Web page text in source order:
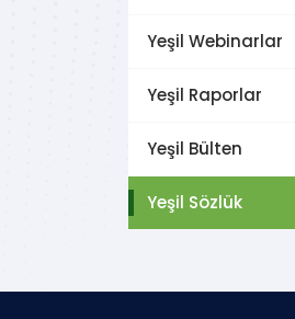
Yeşil Webinarlar
Yeşil Raporlar
Yeşil Bülten
Yeşil Sözlük